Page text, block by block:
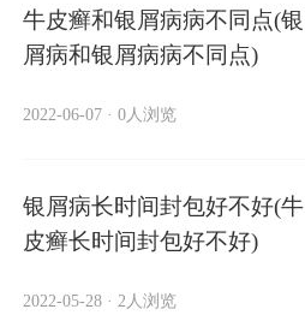
牛皮癣和银屑病病不同点(银
屑病和银屑病病不同点)
2022-06-07 · 0人浏览
银屑病长时间封包好不好(牛
皮癣长时间封包好不好)
2022-05-28 · 2人浏览